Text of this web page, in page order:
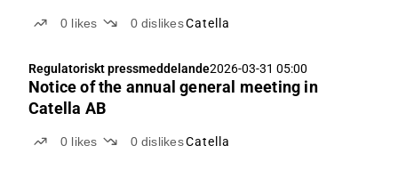
0 likes 0 dislikesCatella
Regulatoriskt pressmeddelande2026-03-31 05:00
Notice of the annual general meeting in
Catella AB
0 likes 0 dislikesCatella